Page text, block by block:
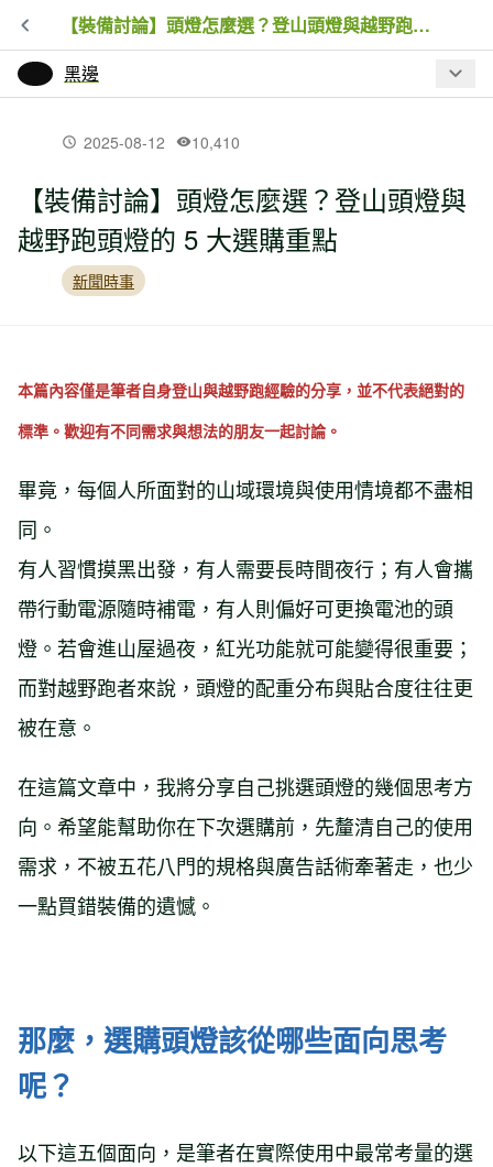
【裝備討論】頭燈怎麼選？登山頭燈與越野跑頭燈的 5 大選購重點
黑邊
最新文章
長毛象易主中國資本！Mammut 下一步
會怎麼走？
杖能刺穿人體？原來杖尖比你想像更危
險
2025-08-12 10,410
【裝備討論】頭燈怎麼選？登山頭燈與
越野跑頭燈的 5 大選購重點
新聞時事
本篇內容僅是筆者自身登山與越野跑經驗的分享，並不代表絕對的
標準。歡迎有不同需求與想法的朋友一起討論。
畢竟，每個人所面對的山域環境與使用情境都不盡相
同。
有人習慣摸黑出發，有人需要長時間夜行；有人會攜
帶行動電源隨時補電，有人則偏好可更換電池的頭
燈。若會進山屋過夜，紅光功能就可能變得很重要；
而對越野跑者來說，頭燈的配重分布與貼合度往往更
被在意。
在這篇文章中，我將分享自己挑選頭燈的幾個思考方
向。希望能幫助你在下次選購前，先釐清自己的使用
需求，不被五花八門的規格與廣告話術牽著走，也少
一點買錯裝備的遺憾。
那麼，選購頭燈該從哪些面向思考
呢？
以下這五個面向，是筆者在實際使用中最常考量的選